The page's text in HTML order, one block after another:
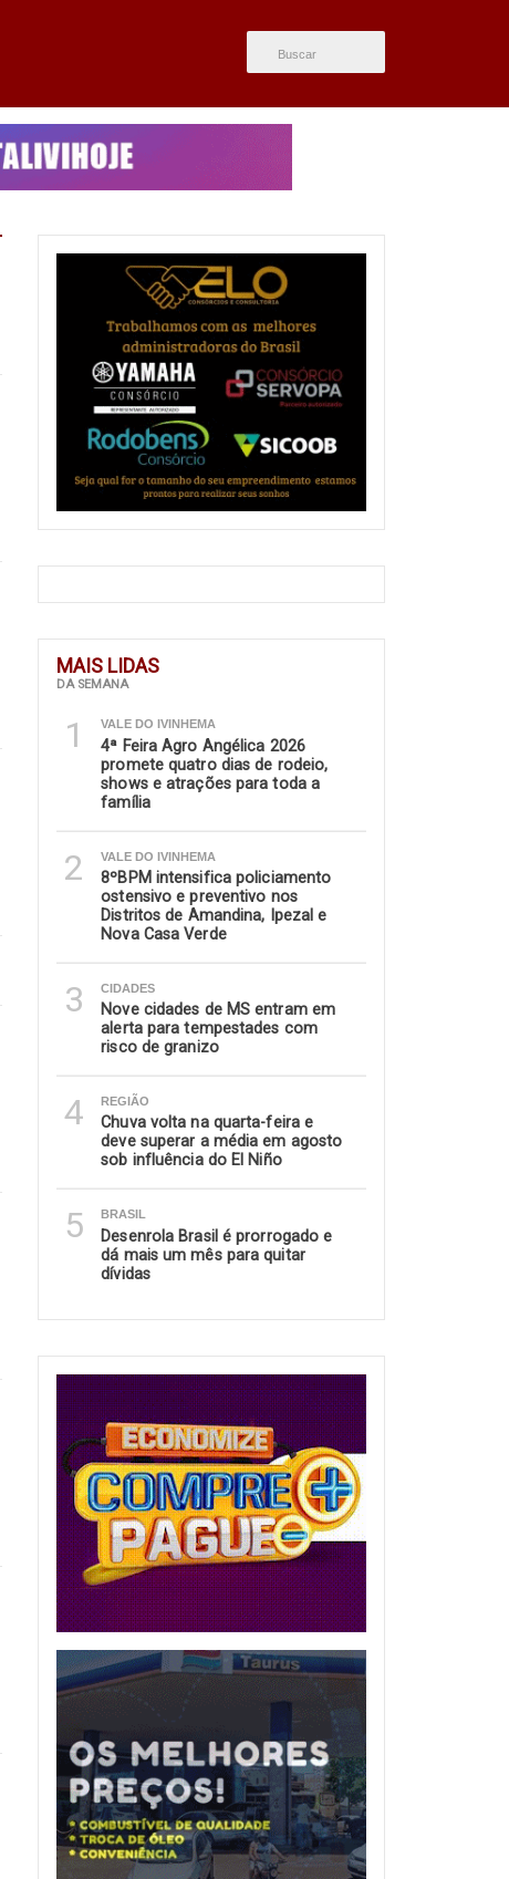
MAIS LIDAS
DA SEMANA
1 VALE DO IVINHEMA
4ª Feira Agro Angélica 2026
promete quatro dias de rodeio,
shows e atrações para toda a
família
2 VALE DO IVINHEMA
8ºBPM intensifica policiamento
ostensivo e preventivo nos
Distritos de Amandina, Ipezal e
Nova Casa Verde
3 CIDADES
Nove cidades de MS entram em
alerta para tempestades com
risco de granizo
4 REGIÃO
Chuva volta na quarta-feira e
deve superar a média em agosto
sob influência do El Niño
5 BRASIL
Desenrola Brasil é prorrogado e
dá mais um mês para quitar
dívidas